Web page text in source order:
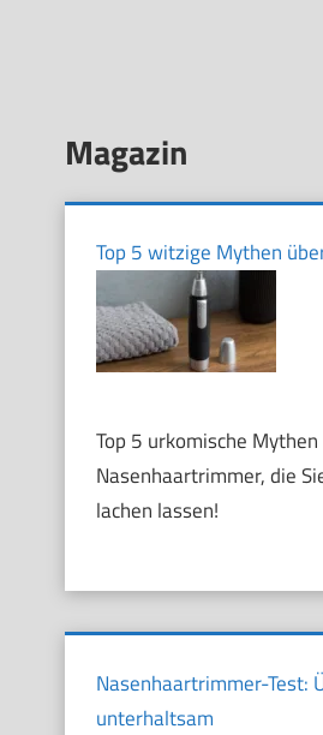
Magazin
Top 5 witzige Mythen
Top 5 urkomische
Nasenhaartrimmer, die
lachen lassen!
Nasenhaartrimmer-Test:
unterhaltsam